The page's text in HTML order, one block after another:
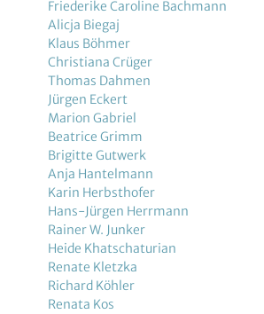
Friederike Caroline Bachmann
Alicja Biegaj
Klaus Böhmer
Christiana Crüger
Thomas Dahmen
Jürgen Eckert
Marion Gabriel
Beatrice Grimm
Brigitte Gutwerk
Anja Hantelmann
Karin Herbsthofer
Hans-Jürgen Herrmann
Rainer W. Junker
Heide Khatschaturian
Renate Kletzka
Richard Köhler
Renata Kos